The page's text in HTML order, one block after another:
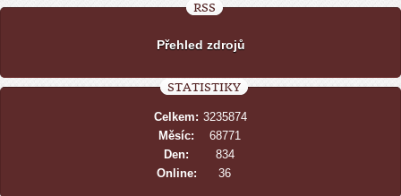
RSS
Přehled zdrojů
STATISTIKY
Online: 36
Celkem: 3235874
Měsíc:
68771
Den:
834